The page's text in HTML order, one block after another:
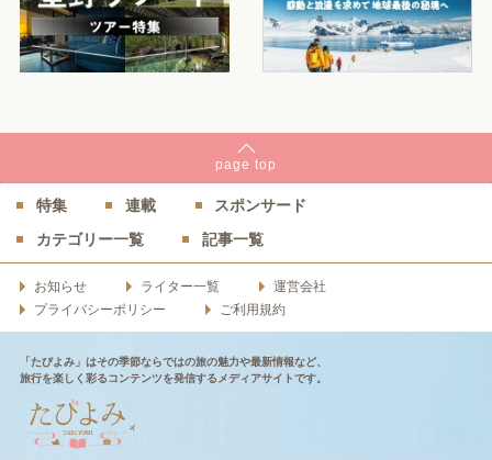
page top
特集 連載
スポンサード
カテゴリー一覧
記事一覧
お知らせ ライター一覧
運営会社
プライバシーポリシー
ご利用規約
「たびよみ」はその季節ならではの旅の魅力や最新情報など、
旅行を楽しく彩るコンテンツを発信するメディアサイトです。